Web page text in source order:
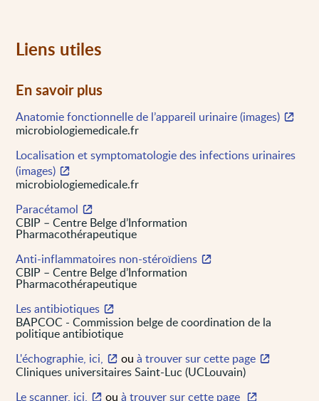
Liens utiles
En savoir plus
Anatomie fonctionnelle de l’appareil urinaire (images)
microbiologiemedicale.fr
Localisation et symptomatologie des infections urinaires
(images)
microbiologiemedicale.fr
Paracétamol
CBIP – Centre Belge d’Information
Pharmacothérapeutique
Anti-inflammatoires non-stéroïdiens
CBIP – Centre Belge d’Information
Pharmacothérapeutique
Les antibiotiques
BAPCOC - Commission belge de coordination de la
politique antibiotique
L'échographie, ici,
ouà trouver sur cette page
Cliniques universitaires Saint-Luc (UCLouvain)
Le scanner, ici,
ouà trouver sur cette page